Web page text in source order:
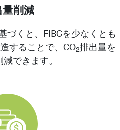
削減
づくと、FIBCを少なくとも
することで、CO2排出量を
できます。